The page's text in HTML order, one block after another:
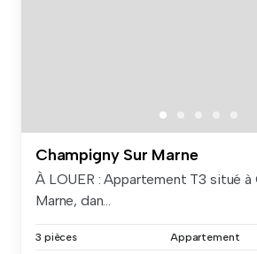
Champigny Sur Marne
À LOUER : Appartement T3 situé
Marne, dan...
3 pièces Appartement